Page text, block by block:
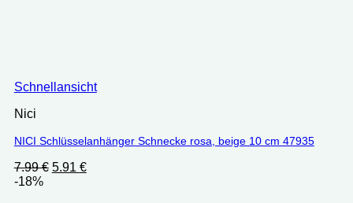
Schnellansicht
Nici
NICI Schlüsselanhänger Schnecke rosa, beige 10 cm 47935
7.99€ Ursprünglicher
5.91 €Aktueller
-18%